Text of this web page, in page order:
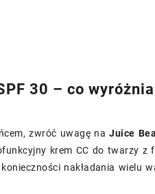
30 – co
zwróć uwagę naJuice
krem CC do twarzy z
nakładania wielu